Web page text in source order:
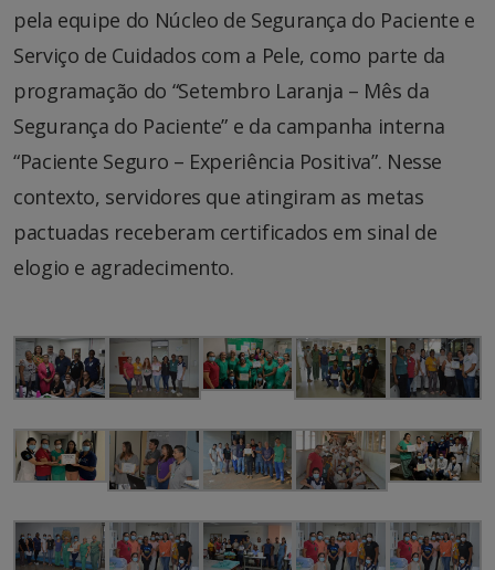
pela equipe do Núcleo de Segurança do Paciente e
Serviço de Cuidados com a Pele, como parte da
programação do “Setembro Laranja – Mês da
Segurança do Paciente” e da campanha interna
“Paciente Seguro – Experiência Positiva”. Nesse
contexto, servidores que atingiram as metas
pactuadas receberam certificados em sinal de
elogio e agradecimento.